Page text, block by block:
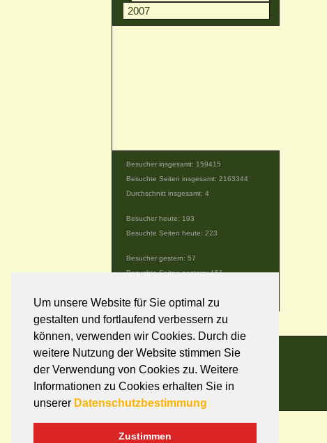
Um unsere Website für Sie optimal zu
gestalten und fortlaufend verbessern zu
können, verwenden wir Cookies. Durch die
weitere Nutzung der Website stimmen Sie
der Verwendung von Cookies zu. Weitere
Informationen zu Cookies erhalten Sie in
unserer Datenschutzbestimmung
Zustimmen
2007
Besucher insgesamt: 159415
Besuchte Seiten insgesamt: 2163344
Durchschnitt insgesamt: 4
Besucher heute: 193
Besuchte Seiten heute: 223
Besucher gestern: 57
Besuchte Seiten gestern: 151
Gerade online: 1